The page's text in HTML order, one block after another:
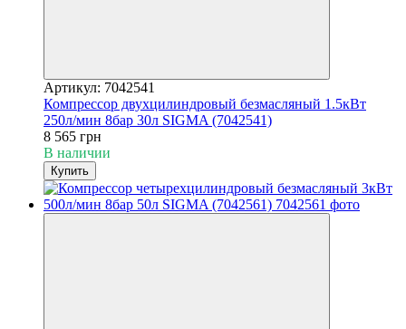
Артикул: 7042541
Компрессор двухцилиндровый безмасляный 1.5кВт
250л/мин 8бар 30л SIGMA (7042541)
8 565 грн
В наличии
Купить